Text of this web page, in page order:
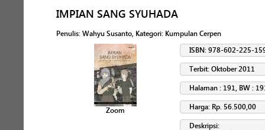
IMPIAN SANG SYUHADA
Penulis: Wahyu Susanto, Kategori: Kumpulan Cerpen
Zoom
ISBN: 978-602-225-
Terbit: Oktober 2011
Halaman : 191, BW :
Harga: Rp. 56.500,00
Deskripsi: